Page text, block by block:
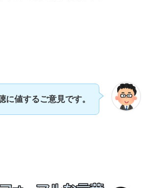
に値するご意見です。